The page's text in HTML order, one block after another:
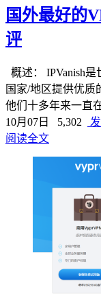
国外最好的
评
概述： IPVanish
国家/地区提供优质
他们十多年来一直
10月07日
5,302
阅读全文